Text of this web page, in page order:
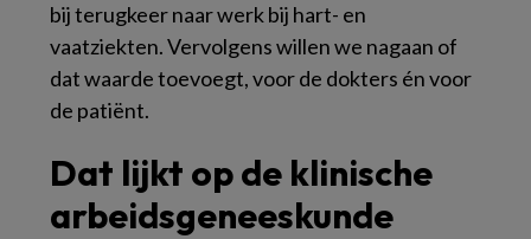
bij terugkeer naar werk bij hart- en
vaatziekten. Vervolgens willen we nagaan of
dat waarde toevoegt, voor de dokters én voor
de patiënt.
Dat lijkt op de klinische
arbeidsgeneeskunde